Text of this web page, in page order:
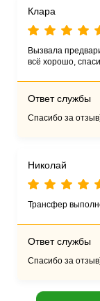
Клара
Вызвала
всё хорошо,
Ответ службы
Спасибо за
Николай
Трансфер
Ответ службы
Спасибо за